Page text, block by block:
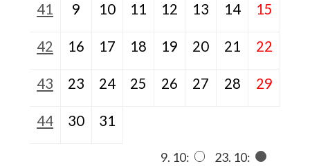
41 9 10 11 12 13 14 15
42 16 17 18 19 20 21 22
43 23 24 25 26 27 28 29
44 30 31
9. 10: 23. 10: